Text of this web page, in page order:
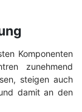
Komponenten
zunehmend
steigen auch
damit an den